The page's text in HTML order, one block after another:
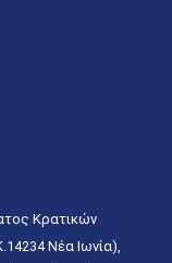
Κρατικών
Νέα Ιωνία),